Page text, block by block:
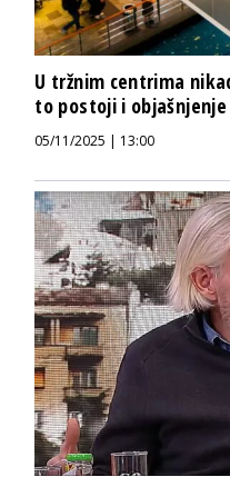
U tržnim centrima
to postoji i
05/11/2025 | 13:00